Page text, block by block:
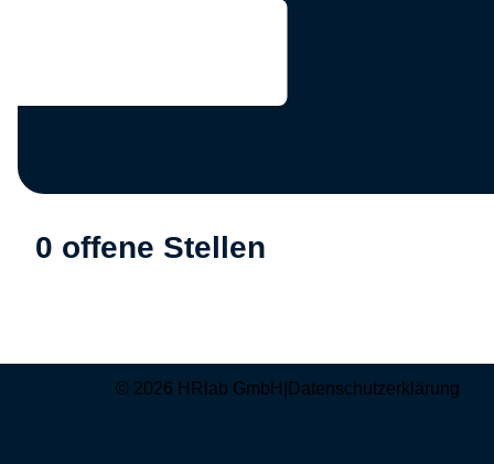
0 offene Stellen
© 2026 HRlab GmbH Datenschutzerklärung